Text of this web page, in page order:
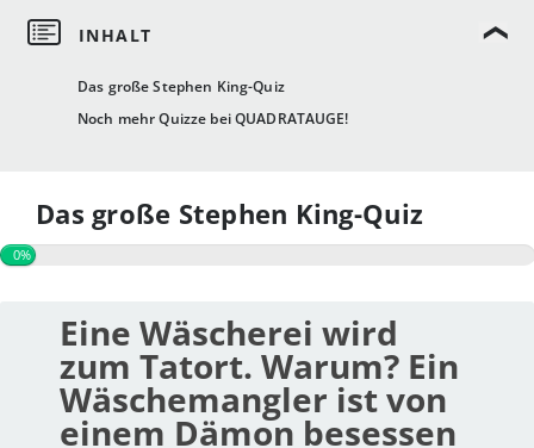
Das große Stephen King-Quiz
Noch mehr Quizze bei QUADRATAUGE!
Das große Stephen King-Quiz
0%
Eine Wäscherei wird
zum Tatort. Warum? Ein
Wäschemangler ist von
einem Dämon besessen